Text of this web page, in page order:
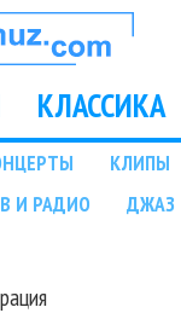
КЛАССИКА
КЛИПЫ
И РАДИО ДЖАЗ